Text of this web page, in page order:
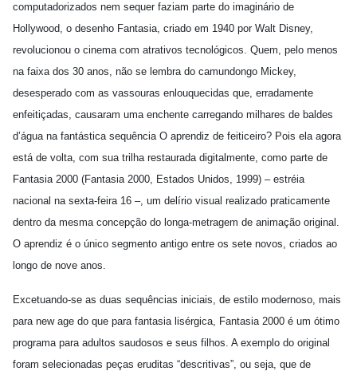
computadorizados nem sequer faziam parte do imaginário de
Hollywood, o desenho Fantasia, criado em 1940 por Walt Disney,
revolucionou o cinema com atrativos tecnológicos. Quem, pelo menos
na faixa dos 30 anos, não se lembra do camundongo Mickey,
desesperado com as vassouras enlouquecidas que, erradamente
enfeitiçadas, causaram uma enchente carregando milhares de baldes
d’água na fantástica sequência O aprendiz de feiticeiro? Pois ela agora
está de volta, com sua trilha restaurada digitalmente, como parte de
Fantasia 2000 (Fantasia 2000, Estados Unidos, 1999) – estréia
nacional na sexta-feira 16 –, um delírio visual realizado praticamente
dentro da mesma concepção do longa-metragem de animação original.
O aprendiz é o único segmento antigo entre os sete novos, criados ao
longo de nove anos.
Excetuando-se as duas sequências iniciais, de estilo modernoso, mais
para new age do que para fantasia lisérgica, Fantasia 2000 é um ótimo
programa para adultos saudosos e seus filhos. A exemplo do original
foram selecionadas peças eruditas “descritivas”, ou seja, que de